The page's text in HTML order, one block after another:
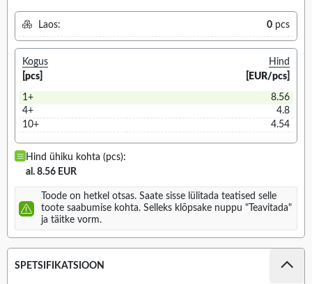
Laos: 0 pcs
Kogus
[pcs]
Hind
[EUR/pcs]
1+
8.56
4+
4.8
10+
4.54
Hind ühiku kohta (pcs):
al. 8.56 EUR
Toode on hetkel otsas. Saate sisse lülitada teatised selle
toote saabumise kohta. Selleks klõpsake nuppu "Teavitada"
ja täitke vorm.
SPETSIFIKATSIOON